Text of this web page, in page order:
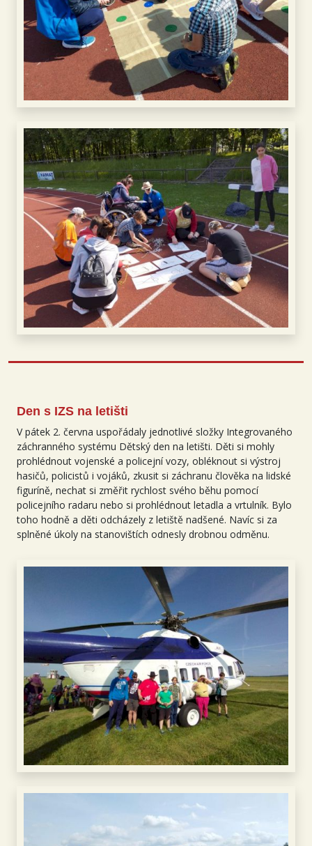
Den s IZS na letišti
V pátek 2. června uspořádaly jednotlivé složky Integrovaného
záchranného systému Dětský den na letišti. Děti si mohly
prohlédnout vojenské a policejní vozy, obléknout si výstroj
hasičů, policistů i vojáků, zkusit si záchranu člověka na lidské
figuríně, nechat si změřit rychlost svého běhu pomocí
policejního radaru nebo si prohlédnout letadla a vrtulník. Bylo
toho hodně a děti odcházely z letiště nadšené. Navíc si za
splněné úkoly na stanovištích odnesly drobnou odměnu.